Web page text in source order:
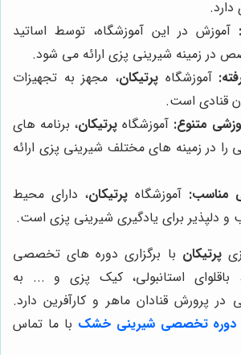
دارد.
آموزش در این آموزشگاه، توسط اساتید
زمینه شیرینی پزی ارائه می شود.
آموزشگاه پرتیکان، مجهز به تجهیزات
قنادی است.
متنوع: آموزشگاه پرتیکان، برنامه های
را در زمینه های مختلف شیرینی پزی ارائه
مناسب: آموزشگاه پرتیکان، دارای محیط
دلپذیر برای یادگیری شیرینی پزی است.
پرتیکان با برگزاری دوره های تخصصی
استانبولی، کیک پزی و ... به
در پرورش قنادان ماهر و کارآفرین دارد.
دوره تخصصی شیرینی خشک با ما تماس